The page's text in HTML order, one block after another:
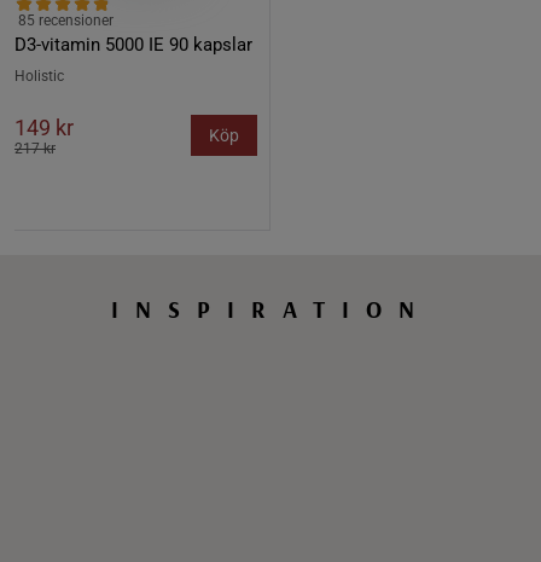
D3-vitamin 5000 IE 90 kapslar
85 recensioner
Holistic
149 kr
217 kr
Köp
INSPIRATION